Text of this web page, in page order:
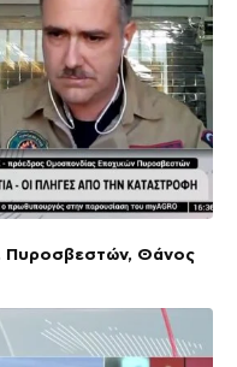
Πυροσβεστών, Θάνος